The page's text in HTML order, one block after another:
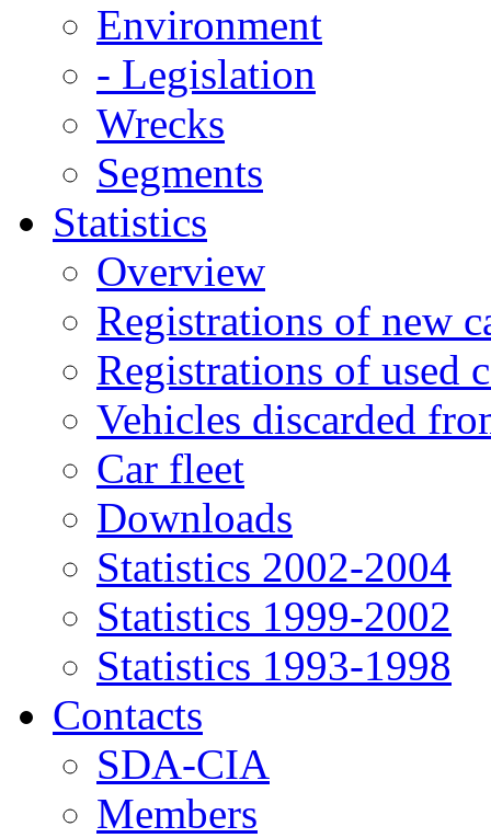
Environment
- Legislation
Wrecks
Segments
Statistics
Overview
Registrations of new
Registrations of used
Vehicles discarded
Car fleet
Downloads
Statistics 2002-2004
Statistics 1999-2002
Statistics 1993-1998
Contacts
SDA-CIA
Members